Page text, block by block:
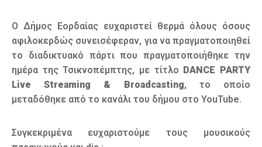
Ο Δήμος Εορδαίας ευχαριστεί θερμά όλους όσους
αφιλοκερδώς συνεισέφεραν, για να πραγματοποιηθεί
το διαδικτυακό πάρτι που πραγματοποιήθηκε την
ημέρα της Τσικνοπέμπτης, με τίτλο DANCE
PARTY
Live
Streaming & Broadcasting, το οποίο
μεταδόθηκε από το κανάλι του δήμου στο YouTube.
Συγκεκριμένα ευχαριστούμε τους μουσικούς